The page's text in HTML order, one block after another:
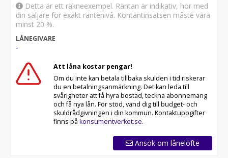
Detta är ett räkneexempel. Räntan är indikativ, hör med
din säljare för exakt räntenivå. Kontantinsatsen måste vara
minst 20 %.
LÅNEGIVARE
-
Att låna kostar pengar!
Om du inte kan betala tillbaka skulden i tid riskerar
du en betalningsanmärkning. Det kan leda till
svårigheter att få hyra bostad, teckna abonnemang
och få nya lån. För stöd, vänd dig till budget- och
skuldrådgivningen i din kommun. Kontaktuppgifter
finns på konsumentverket.se.
Ansök om lånelöfte